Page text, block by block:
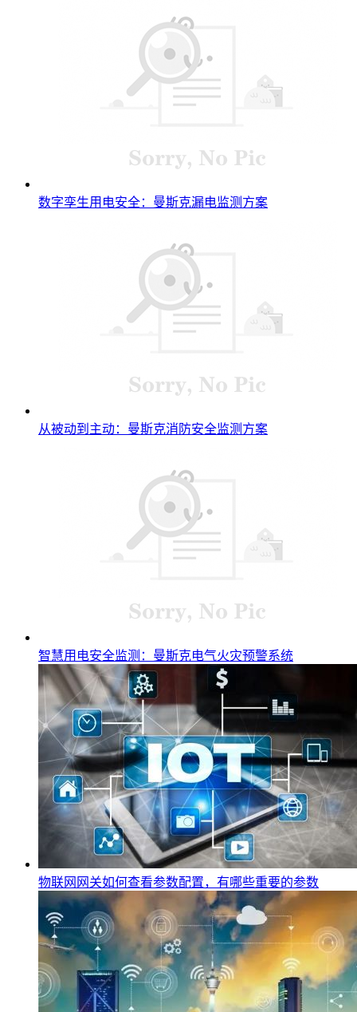
数字孪生用电安全：曼斯克漏电监测方案
从被动到主动：曼斯克消防安全监测方案
智慧用电安全监测：曼斯克电气火灾预警系统
物联网网关如何查看参数配置，有哪些重要的参数